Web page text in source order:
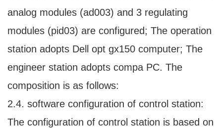
analog modules (ad003) and 3 regulating
modules (pid03) are configured; The operation
station adopts Dell opt gx150 computer; The
engineer station adopts compa PC. The
composition is as follows:
2.4. software configuration of control station:
The configuration of control station is based on